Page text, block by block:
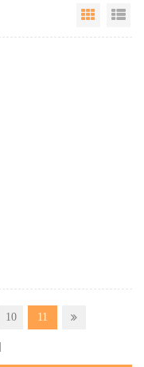
Grid
10 11